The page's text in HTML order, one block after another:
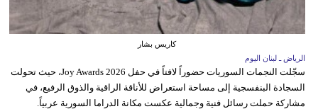
كاريس بشار
الرياض ـ لبنان اليوم
سجّلت النجمات السوريات حضوراً لافتاً في حفل Joy Awards 2026، حيث تحولت
السجادة البنفسجية إلى مساحة استعراض للأناقة الراقية والذوق الرفيع، في
مشاركة حملت رسائل فنية وجمالية عكست مكانة الدراما السورية عربياً.